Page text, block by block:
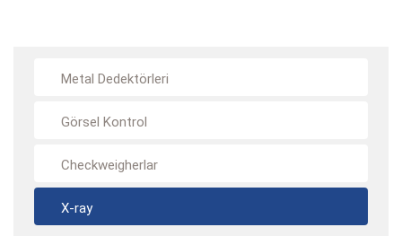
Metal Dedektörleri
Görsel Kontrol
Checkweigherlar
X-ray